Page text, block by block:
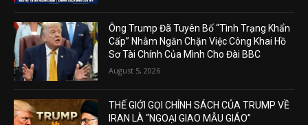
Ông Trump Đã Tuyên Bố “Tình Trạng Khẩn
Cấp” Nhằm Ngăn Chặn Việc Công Khai Hồ
Sơ Tài Chính Của Mình Cho Đài BBC
August 5, 2026
THẾ GIỚI GỌI CHÍNH SÁCH CỦA TRUMP VỀ
IRAN LÀ “NGOẠI GIAO MẪU GIÁO”